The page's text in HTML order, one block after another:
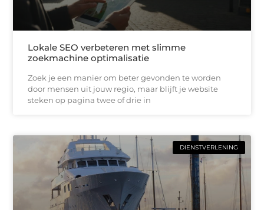
Lokale SEO verbeteren met slimme
zoekmachine optimalisatie
Zoek je een manier om beter gevonden te worden
door mensen uit jouw regio, maar blijft je website
steken op pagina twee of drie in
DIENSTVERLENING